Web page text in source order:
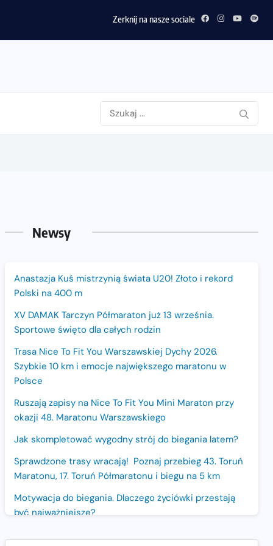
Zerknij na nasze sociale
Newsy
Anastazja Kuś mistrzynią świata U20! Złoto i rekord
Polski na 400 m
XV DAMAK Tarczyn Półmaraton już 13 września.
Sportowe święto dla całych rodzin
Trasa Nice To Fit You Warszawskiej Dychy 2026.
Szybkie 10 km i emocje największego maratonu w
Polsce
Ruszają zapisy na Nice To Fit You Mini Maraton przy
okazji 48. Maratonu Warszawskiego
Jak skompletować wygodny strój do biegania latem?
Sprawdzone trasy wracają! Poznaj przebieg 43. Toruń
Maratonu, 17. Toruń Półmaratonu i biegu na 5 km
Motywacja do biegania. Dlaczego życiówki przestają
być najważniejsze?